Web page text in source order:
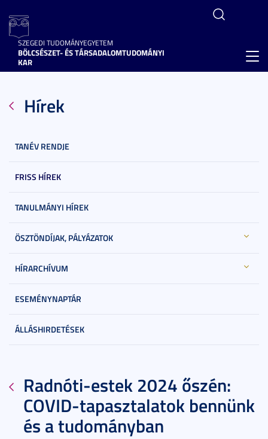
SZEGEDI TUDOMÁNYEGYETEM
BÖLCSÉSZET- ÉS TÁRSADALOMTUDOMÁNYI
KAR
Hírek
TANÉV RENDJE
FRISS HÍREK
TANULMÁNYI HÍREK
ÖSZTÖNDÍJAK, PÁLYÁZATOK
HÍRARCHÍVUM
ESEMÉNYNAPTÁR
ÁLLÁSHIRDETÉSEK
Radnóti-estek 2024 őszén:
COVID-tapasztalatok bennünk
és a tudományban